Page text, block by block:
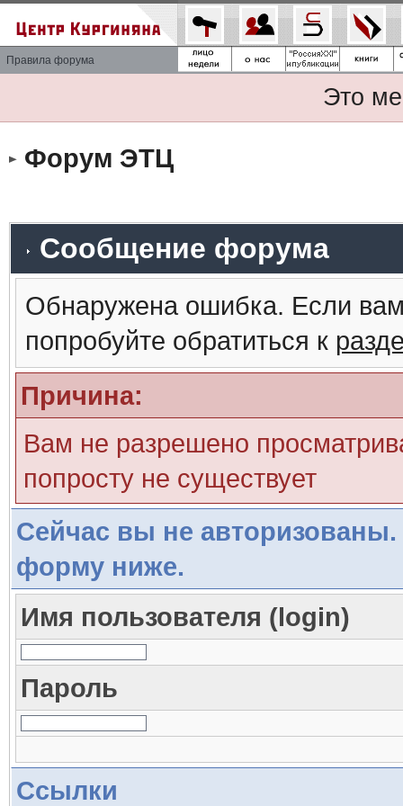
Правила форума
Это
Форум ЭТЦ
Сообщение форума
Обнаружена ошибка. Если
попробуйте обратиться к
Причина:
Вам не разрешено
попросту не существует
Сейчас вы не авторизованы.
форму ниже.
Имя пользователя (login)
Пароль
Ссылки